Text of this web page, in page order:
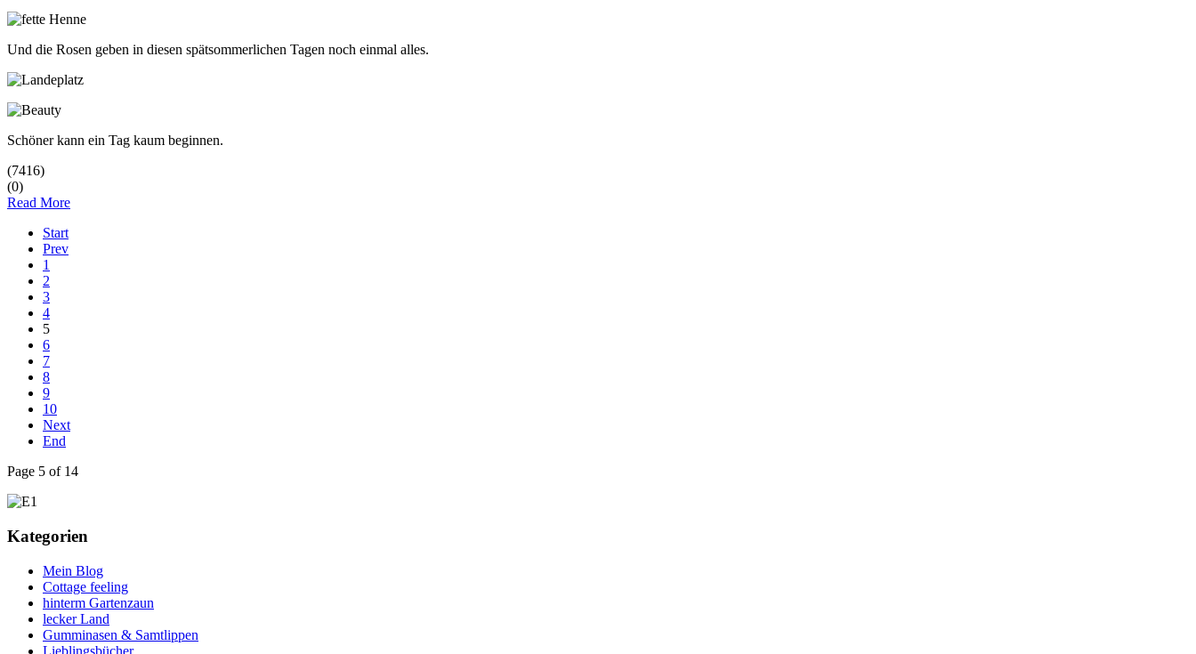
Und die Rosen geben in diesen spätsommerlichen Tagen noch einmal alles.
Schöner kann ein Tag kaum beginnen.
(7416)
(0)
Read More
Start
Prev
1
2
3
4
5
6
7
8
9
10
Next
End
Page 5 of 14
Kategorien
Mein Blog
Cottage feeling
hinterm Gartenzaun
lecker Land
Gumminasen & Samtlippen
Lieblingsbücher